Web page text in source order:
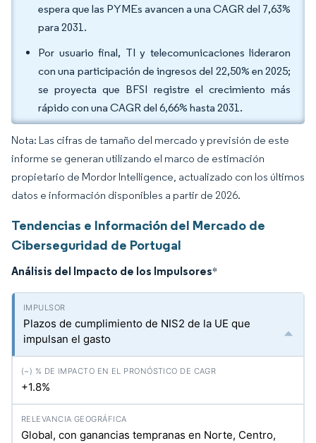
espera que las PYMEs avancen a una CAGR del 7,63%
para 2031.
Por usuario final, TI y telecomunicaciones lideraron
con una participación de ingresos del 22,50% en 2025;
se proyecta que BFSI registre el crecimiento más
rápido con una CAGR del 6,66% hasta 2031.
Nota: Las cifras de tamaño del mercado y previsión de este
informe se generan utilizando el marco de estimación
propietario de Mordor Intelligence, actualizado con los últimos
datos e información disponibles a partir de 2026.
Tendencias e Información del Mercado de
Ciberseguridad de Portugal
Análisis del Impacto de los Impulsores*
Plazos de cumplimiento de NIS2 de la UE que
impulsan el gasto
+1.8%
Global, con ganancias tempranas en Norte, Centro,